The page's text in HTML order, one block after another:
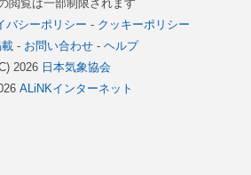
閲覧は一部制限されます
バシーポリシー - クッキーポリシー
- お問い合わせ- ヘルプ
2026 日本気象協会
ALiNKインターネット